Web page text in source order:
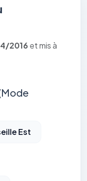
2016 et mis à
Est